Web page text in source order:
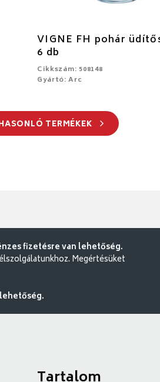
VIGNE FH pohár
6 db
Cikkszám: 508148
Gyártó: Arc
TERMÉKEK
fizetésre van lehetőség.
Megértésüket